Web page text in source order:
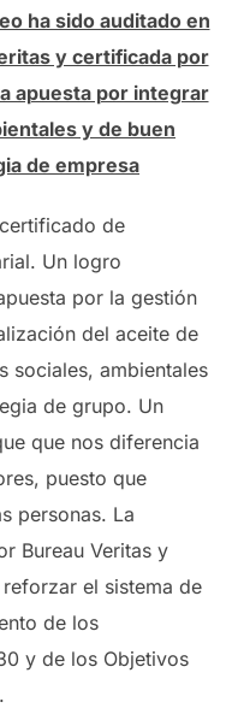
ha sido auditado en
y certificada por
apuesta por integrar
y de buen
de empresa
de
Un logro
por la gestión
del aceite de
sociales, ambientales
de grupo. Un
que nos diferencia
puesto que
personas. La
Bureau Veritas y
el sistema de
de los
y de los Objetivos